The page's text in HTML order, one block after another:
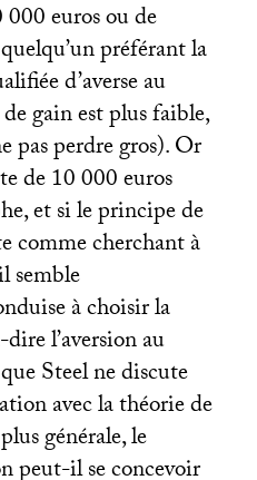
euros ou de
préférant la
d’averse au
gain est plus faible,
pas perdre gros). Or
de 10 000 euros
et si le principe de
comme cherchant à
semble
à choisir la
l’aversion au
Steel ne discute
avec la théorie de
générale, le